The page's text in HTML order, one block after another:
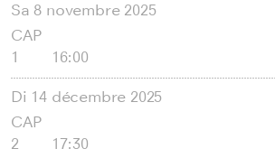
Sa 8 novembre 2025
CAP
1
16:00
Di 14 décembre 2025
CAP
2
17:30